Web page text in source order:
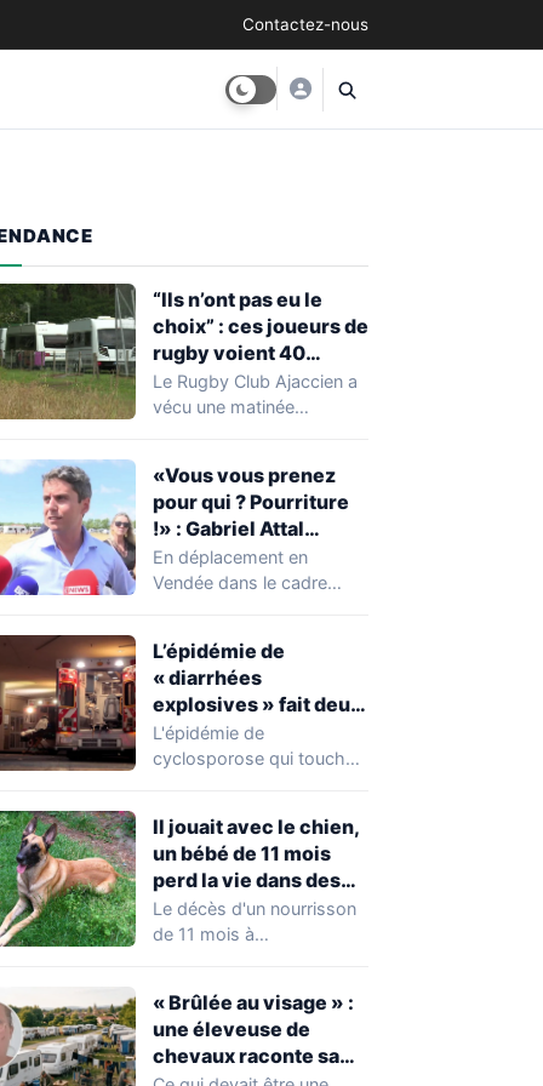
Contactez-nous
“Ils n’ont pas eu le
choix” : ces joueurs de
rugby voient 40
caravanes de gens du
voyage s’installer
heure
Le Rugby Club Ajaccien a
vécu une matinée
découverte d'une…
«Vous vous prenez
pour qui ? Pourriture
!» : Gabriel Attal
chahuté sur un
campement illégal
En déplacement en
Vendée dans le cadre
occupations…
L’épidémie de
« diarrhées
explosives » fait deux
premiers morts
L'épidémie de
cyclosporose qui touche
aggravation. Les autorités
sanitaires…
Il jouait avec le chien,
un bébé de 11 mois
perd la vie dans des
circonstances
horribles
Le décès d'un nourrisson
de 11 mois à
profondément…
« Brûlée au visage » :
une éleveuse de
chevaux raconte sa